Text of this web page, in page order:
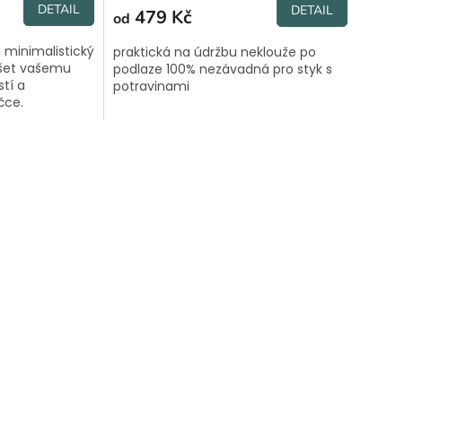
DETAIL
minimalistický
vašemu
a
od 479 Kč DETAIL
praktická na údržbu neklouže po
podlaze 100% nezávadná pro styk s
potravinami